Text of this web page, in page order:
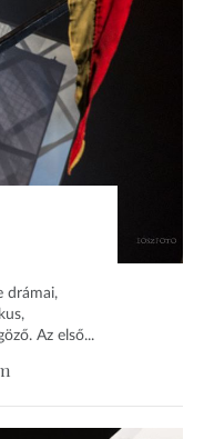
drámai,
Az első...